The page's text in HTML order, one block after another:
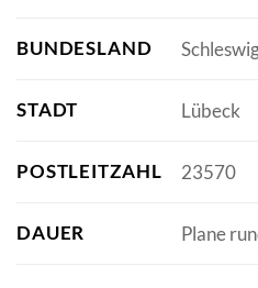
BUNDESLAND
STADT Lübeck
POSTLEITZAHL 23570
DAUER Plane